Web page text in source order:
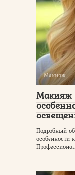
Макияж
Макияж
Подробный
особенности